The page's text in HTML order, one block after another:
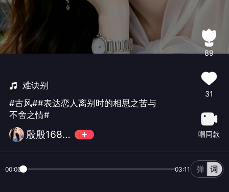
难诀别
#古风##表达恋人离别时的相思之苦与
不舍之情#
殷殷168🎵
89
31
唱同款
00:00 03:11